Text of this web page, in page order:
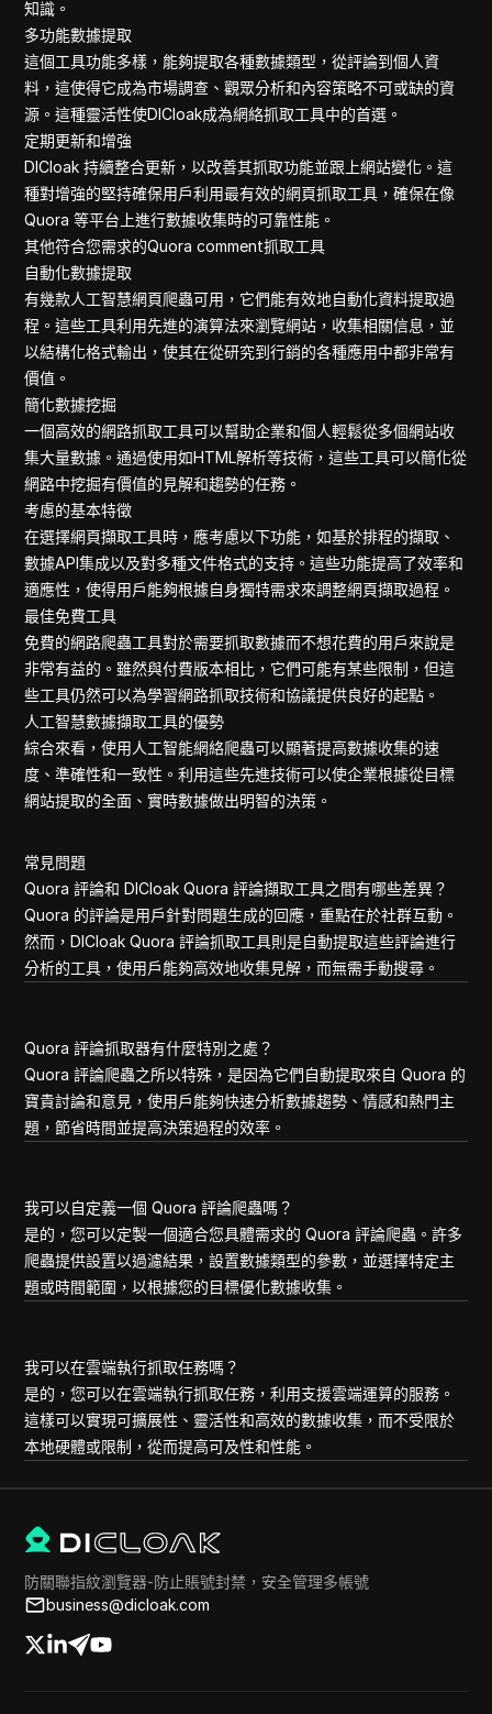
知識。
多功能數據提取
這個工具功能多樣，能夠提取各種數據類型，從評論到個人資
料，這使得它成為市場調查、觀眾分析和內容策略不可或缺的資
源。這種靈活性使DICloak成為網絡抓取工具中的首選。
定期更新和增強
DICloak 持續整合更新，以改善其抓取功能並跟上網站變化。這
種對增強的堅持確保用戶利用最有效的網頁抓取工具，確保在像
Quora 等平台上進行數據收集時的可靠性能。
其他符合您需求的Quora comment抓取工具
自動化數據提取
有幾款人工智慧網頁爬蟲可用，它們能有效地自動化資料提取過
程。這些工具利用先進的演算法來瀏覽網站，收集相關信息，並
以結構化格式輸出，使其在從研究到行銷的各種應用中都非常有
價值。
簡化數據挖掘
一個高效的網路抓取工具可以幫助企業和個人輕鬆從多個網站收
集大量數據。通過使用如HTML解析等技術，這些工具可以簡化從
網路中挖掘有價值的見解和趨勢的任務。
考慮的基本特徵
在選擇網頁擷取工具時，應考慮以下功能，如基於排程的擷取、
數據API集成以及對多種文件格式的支持。這些功能提高了效率和
適應性，使得用戶能夠根據自身獨特需求來調整網頁擷取過程。
最佳免費工具
免費的網路爬蟲工具對於需要抓取數據而不想花費的用戶來說是
非常有益的。雖然與付費版本相比，它們可能有某些限制，但這
些工具仍然可以為學習網路抓取技術和協議提供良好的起點。
人工智慧數據擷取工具的優勢
綜合來看，使用人工智能網絡爬蟲可以顯著提高數據收集的速
度、準確性和一致性。利用這些先進技術可以使企業根據從目標
網站提取的全面、實時數據做出明智的決策。
常見問題
Quora 評論和 DICloak Quora 評論擷取工具之間有哪些差異？
Quora 的評論是用戶針對問題生成的回應，重點在於社群互動。
然而，DICloak Quora 評論抓取工具則是自動提取這些評論進行
分析的工具，使用戶能夠高效地收集見解，而無需手動搜尋。
Quora 評論抓取器有什麼特別之處？
Quora 評論爬蟲之所以特殊，是因為它們自動提取來自 Quora 的
寶貴討論和意見，使用戶能夠快速分析數據趨勢、情感和熱門主
題，節省時間並提高決策過程的效率。
我可以自定義一個 Quora 評論爬蟲嗎？
是的，您可以定製一個適合您具體需求的 Quora 評論爬蟲。許多
爬蟲提供設置以過濾結果，設置數據類型的參數，並選擇特定主
題或時間範圍，以根據您的目標優化數據收集。
我可以在雲端執行抓取任務嗎？
是的，您可以在雲端執行抓取任務，利用支援雲端運算的服務。
這樣可以實現可擴展性、靈活性和高效的數據收集，而不受限於
本地硬體或限制，從而提高可及性和性能。
防關聯指紋瀏覽器-防止賬號封禁，安全管理多帳號
business@dicloak.com